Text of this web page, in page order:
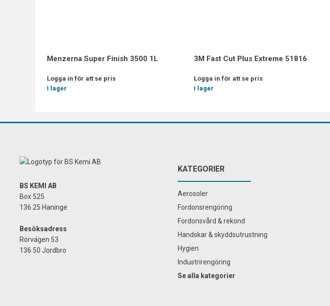
Menzerna Super Finish 3500 1L
Logga in för att se pris
I lager
3M Fast Cut Plus Extreme 51816
Logga in för att se pris
I lager
BS KEMI AB
Box 525
136 25 Haninge
Besöksadress
Rörvägen 53
136 50 Jordbro
KATEGORIER
Aerosoler
Fordonsrengöring
Fordonsvård & rekond
Handskar & skyddsutrustning
Hygien
Industrirengöring
Se alla kategorier